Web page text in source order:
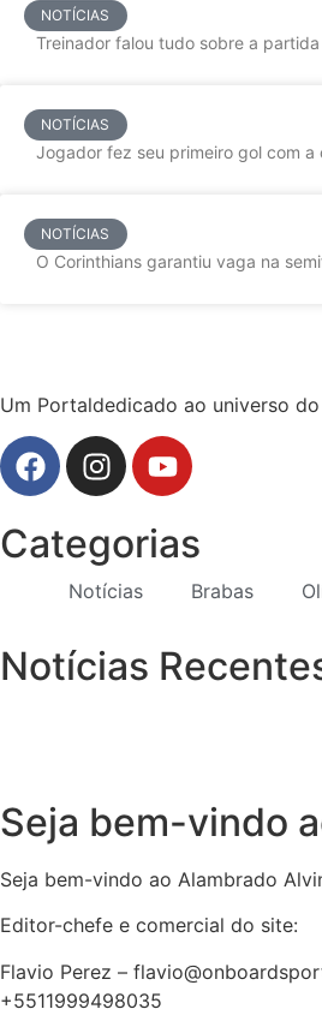
NOTÍCIAS
Treinador falou tudo sobre a
NOTÍCIAS
Jogador fez seu primeiro gol com a
NOTÍCIAS
O Corinthians garantiu vaga na
Um Portaldedicado ao universo
Categorias
Notícias Brabas
Notícias
Seja bem-vindo
Seja bem-vindo ao Alambrado
Editor-chefe e comercial do site:
Flavio Perez –
+5511999498035